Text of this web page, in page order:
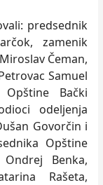
predsednik
zamenik
Čeman,
Samuel
Bački
odeljenja
Govorčin i
Opštine
Benka,
Rašeta,